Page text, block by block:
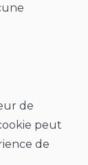
de
peut
de